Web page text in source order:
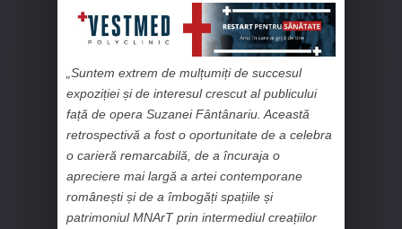
„Suntem extrem de mulțumiți de succesul
expoziției și de interesul crescut al publicului
față de opera Suzanei Fântânariu. Această
retrospectivă a fost o oportunitate de a celebra
o carieră remarcabilă, de a încuraja o
apreciere mai largă a artei contemporane
românești și de a îmbogăți spațiile și
patrimoniul MNArT prin intermediul creațiilor